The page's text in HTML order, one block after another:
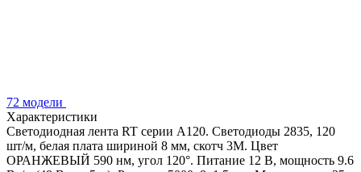
72 модели
Характеристики
Светодиодная лента RT серии A120. Светодиоды 2835, 120
шт/м, белая плата шириной 8 мм, скотч 3M. Цвет
ОРАНЖЕВЫЙ 590 нм, угол 120°. Питание 12 В, мощность 9.6